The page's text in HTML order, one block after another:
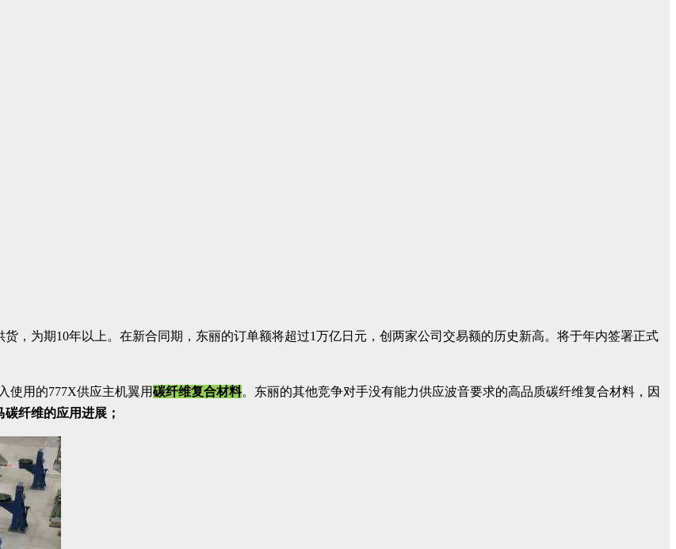
为期10年以上。在新合同期，东丽的订单额将超过1万亿日元，创两家公司交易额的历史新高。将于年内签署正式
用的777X供应主机翼用碳纤维复合材料。东丽的其他竞争对手没有能力供应波音要求的高品质碳纤维复合材料，因
碳纤维的应用进展；